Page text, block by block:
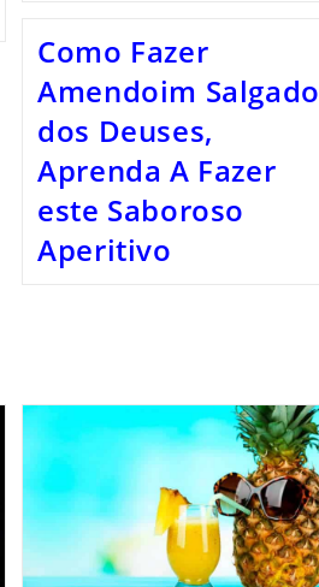
Como Fazer
Amendoim Salgado
dos Deuses,
Aprenda A Fazer
este Saboroso
Aperitivo